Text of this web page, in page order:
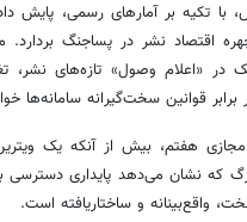
با تکیه بر آمارهای رسمی،
اقتصاد نشر در پساجنگ بردارد.
در «اعلام وصول» تازه‌های نشر،
قوانین سخت‌گیرانه سامانه‌ها
مجازی هفتم، بیش از آنکه یک
که نشان می‌دهد پایداری دسترسی
واقع‌بینانه و ساختاریافته است.